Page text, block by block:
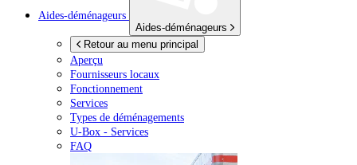
Aides-déménageurs
Aides-déménageurs
Retour au menu principal
Aperçu
Fournisseurs locaux
Fonctionnement
Services
Types de déménagements
U-Box - Services
FAQ